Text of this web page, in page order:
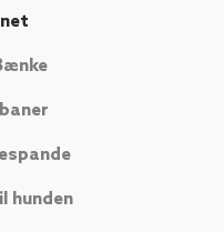
hunden